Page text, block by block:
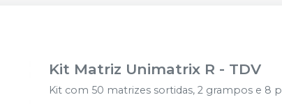
Kit Matriz Unimatrix R - TDV
Kit com 50 matrizes sortidas, 2 grampos e 8